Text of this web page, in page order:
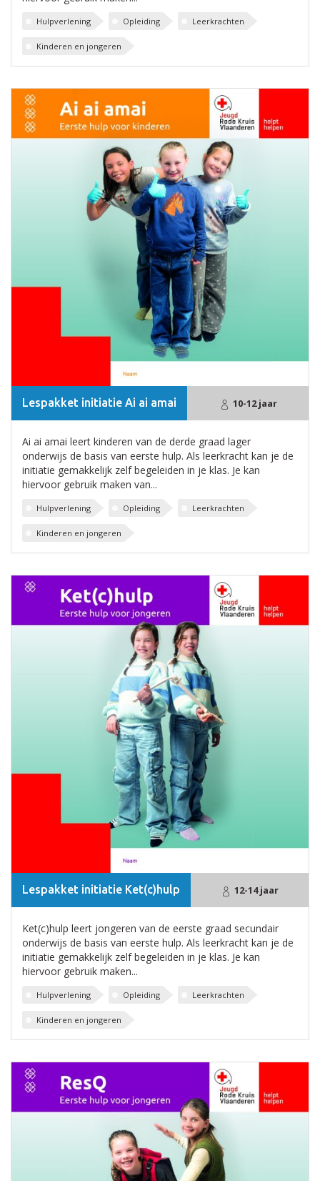
Hulpverlening Opleiding Leerkrachten
Kinderen en jongeren
Lespakket initiatie Ai ai amai 10-12 jaar
Ai ai amai leert kinderen van de derde graad lager
onderwijs de basis van eerste hulp. Als leerkracht kan je de
initiatie gemakkelijk zelf begeleiden in je klas. Je kan
hiervoor gebruik maken van...
Hulpverlening Opleiding Leerkrachten
Kinderen en jongeren
Lespakket initiatie Ket(c)hulp 12-14 jaar
Ket(c)hulp leert jongeren van de eerste graad secundair
onderwijs de basis van eerste hulp. Als leerkracht kan je de
initiatie gemakkelijk zelf begeleiden in je klas. Je kan
hiervoor gebruik maken...
Hulpverlening Opleiding Leerkrachten
Kinderen en jongeren